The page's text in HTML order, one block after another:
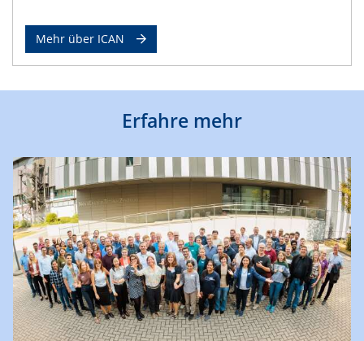
Mehr über ICAN
Erfahre mehr